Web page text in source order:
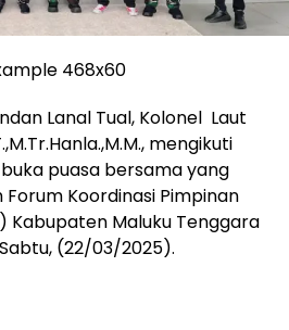
Lanal Tual, Kolonel Laut
mengikuti
puasa bersama yang
Koordinasi Pimpinan
Kabupaten Maluku Tenggara
(22/03/2025).